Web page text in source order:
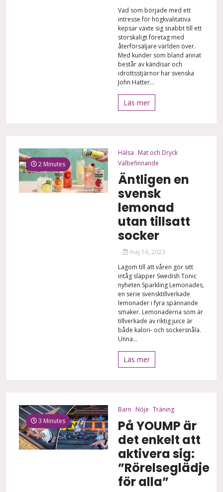
Vad som började med ett
intresse för högkvalitativa
kepsar växte sig snabbt till ett
storskaligt företag med
återförsäljare världen över.
Med kunder som bland annat
består av kändisar och
idrottsstjärnor har svenska
John Hatter...
Läs mer
2 Minutes
Hälsa Mat och Dryck
Välbefinnande
Äntligen en
svensk
lemonad
utan tillsatt
socker
maj 16, 2023
Lagom till att våren gör sitt
intåg släpper Swedish Tonic
nyheten Sparkling Lemonades,
en serie svensktillverkade
lemonader i fyra spännande
smaker. Lemonaderna som är
tillverkade av riktig juice är
både kalori- och sockersnåla.
Unna...
Läs mer
3 Minutes
Barn Nöje Träning
På YOUMP är
det enkelt att
aktivera sig:
”Rörelseglädje
för alla”